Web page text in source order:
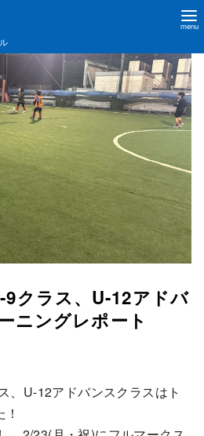
9クラス、U-12アドバ
ニングレポート
、U-12アドバンスクラスはト